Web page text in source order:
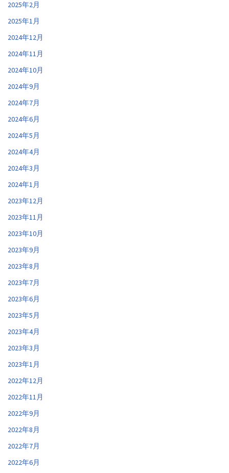
2025年2月
2025年1月
2024年12月
2024年11月
2024年10月
2024年9月
2024年7月
2024年6月
2024年5月
2024年4月
2024年3月
2024年1月
2023年12月
2023年11月
2023年10月
2023年9月
2023年8月
2023年7月
2023年6月
2023年5月
2023年4月
2023年3月
2023年1月
2022年12月
2022年11月
2022年9月
2022年8月
2022年7月
2022年6月